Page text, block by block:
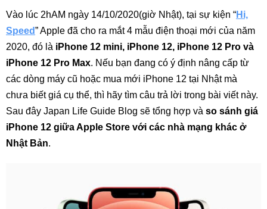
Vào lúc 2hAM ngày 14/10/2020(giờ Nhật), tại sự kiện “Hi,
Speed” Apple đã cho ra mắt 4 mẫu điện thoại mới của năm
2020, đó là iPhone 12 mini, iPhone 12, iPhone 12 Pro và
iPhone 12 Pro Max. Nếu bạn đang có ý định nâng cấp từ
các dòng máy cũ hoặc mua mới iPhone 12 tại Nhật mà
chưa biết giá cụ thể, thì hãy tìm câu trả lời trong bài viết này.
Sau đây Japan Life Guide Blog sẽ tổng hợp và so sánh giá
iPhone 12 giữa Apple Store với các nhà mạng khác ở
Nhật Bản.